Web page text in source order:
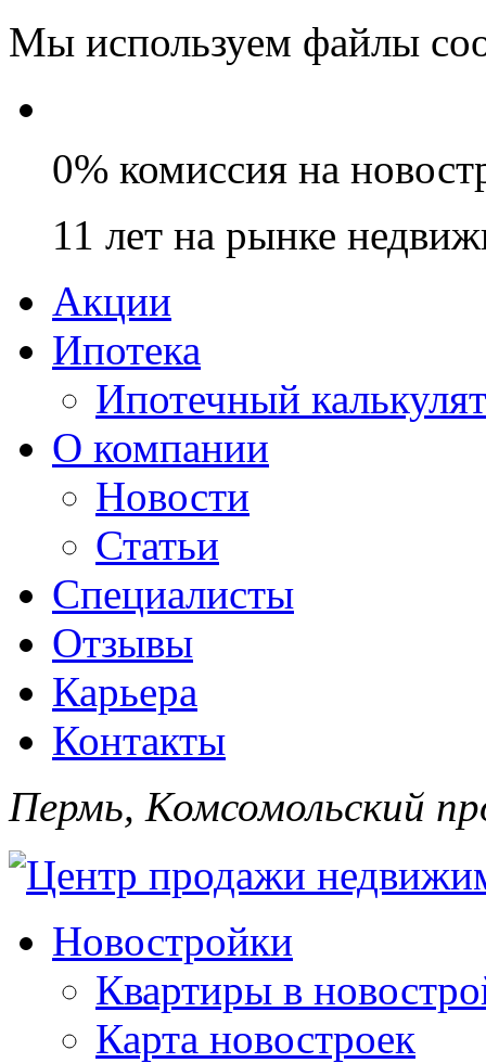
Мы используем файлы
0% комиссия на
11 лет на рынке
Акции
Ипотека
Ипотечный
О компании
Новости
Статьи
Специалисты
Отзывы
Карьера
Контакты
Пермь, Комсомольский
Новостройки
Квартиры в
Карта новостроек